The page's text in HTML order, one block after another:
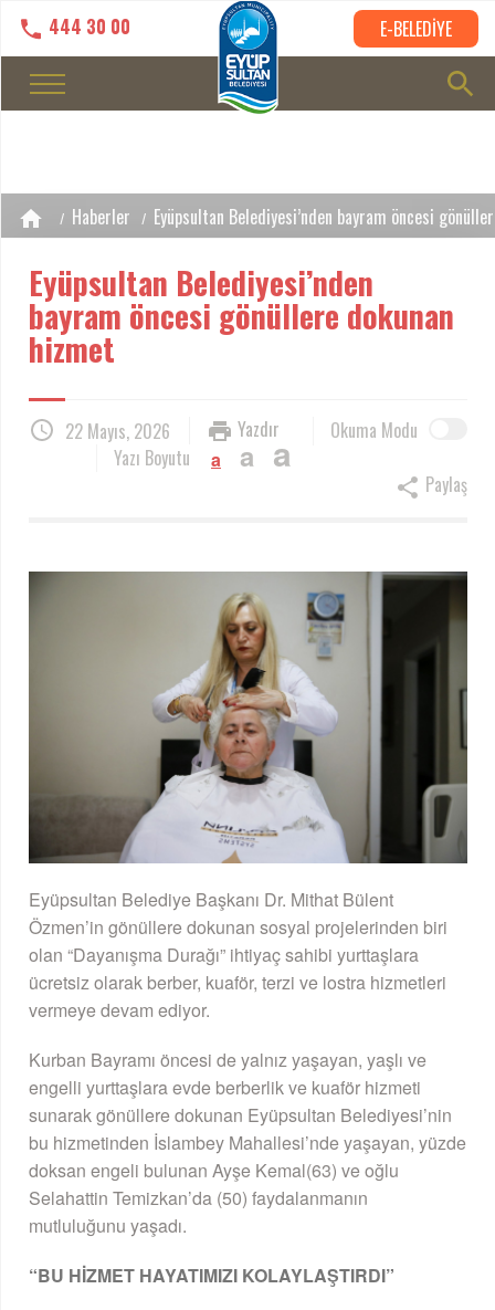
444 30 00 E-BELEDİYE
Haberler Eyüpsultan Belediyesi’nden bayram öncesi
Eyüpsultan Belediyesi’nden
bayram öncesi gönüllere dokunan
hizmet
22 Mayıs, 2026 Okuma Modu
Yazdır
Yazı Boyutu
a a a
Paylaş
Eyüpsultan Belediye Başkanı Dr. Mithat Bülent
Özmen’in gönüllere dokunan sosyal projelerinden biri
olan “Dayanışma Durağı” ihtiyaç sahibi yurttaşlara
ücretsiz olarak berber, kuaför, terzi ve lostra hizmetleri
vermeye devam ediyor.
Kurban Bayramı öncesi de yalnız yaşayan, yaşlı ve
engelli yurttaşlara evde berberlik ve kuaför hizmeti
sunarak gönüllere dokunan Eyüpsultan Belediyesi’nin
bu hizmetinden İslambey Mahallesi’nde yaşayan, yüzde
doksan engeli bulunan Ayşe Kemal(63) ve oğlu
Selahattin Temizkan’da (50) faydalanmanın
mutluluğunu yaşadı.
“BU HİZMET HAYATIMIZI KOLAYLAŞTIRDI”